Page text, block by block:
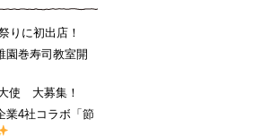
りに初出店！
巻寿司教室開
使 大募集！
業4社コラボ「節